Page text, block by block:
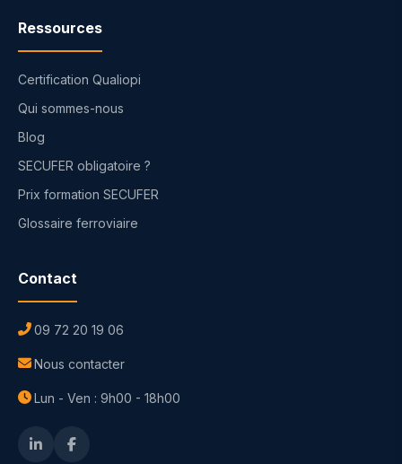
Ressources
Certification Qualiopi
Qui sommes-nous
Blog
SECUFER obligatoire ?
Prix formation SECUFER
Glossaire ferroviaire
Contact
09 72 20 19 06
Nous contacter
Lun - Ven : 9h00 - 18h00